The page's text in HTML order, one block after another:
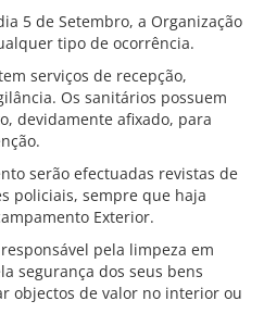
5 de Setembro, a Organização
tipo de ocorrência.
serviços de recepção,
Os sanitários possuem
devidamente afixado, para
serão efectuadas revistas de
policiais, sempre que haja
Exterior.
pela limpeza em
segurança dos seus bens
objectos de valor no interior ou